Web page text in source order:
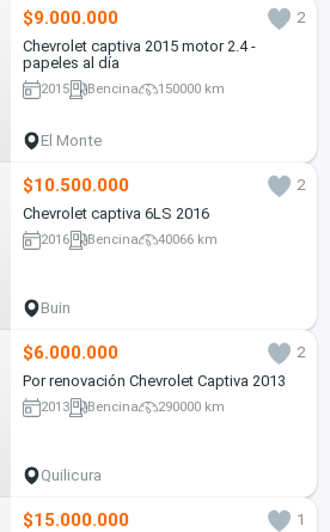
$9.000.000
2
Chevrolet captiva 2015 motor 2.4 -
papeles al día
2015 Bencina 150000 km
El Monte
$10.500.000
2
Chevrolet captiva 6LS 2016
2016 Bencina 40066 km
Buin
$6.000.000
2
Por renovación Chevrolet Captiva 2013
2013 Bencina 290000 km
Quilicura
$15.000.000
1